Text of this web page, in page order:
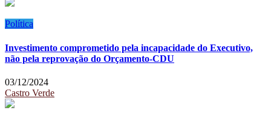
Política
Investimento comprometido pela incapacidade do Executivo,
não pela reprovação do Orçamento-CDU
03/12/2024
Castro Verde